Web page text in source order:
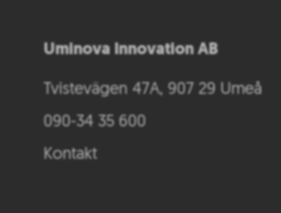
Uminova Innovation AB
Tvistevägen 47A, 907 29 Umeå
090-34 35 600
Kontakt